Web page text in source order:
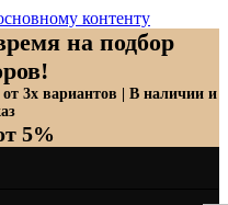
контенту
на подбор
3х вариантов | В наличии и
5%